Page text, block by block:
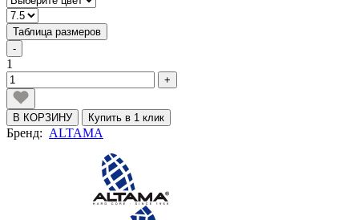
Таблица размеров
-
1
+
В КОРЗИНУ Купить в 1 клик
Бренд: ALTAMA